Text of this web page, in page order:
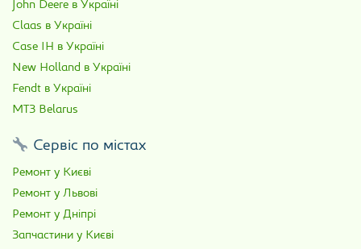
John Deere в Україні
Claas в Україні
Case IH в Україні
New Holland в Україні
Fendt в Україні
МТЗ Belarus
Сервіс по містах
Ремонт у Києві
Ремонт у Львові
Ремонт у Дніпрі
Запчастини у Києві